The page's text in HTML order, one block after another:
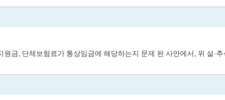
금, 단체보험료가 통상임금에 해당하는지 문제 된 사안에서, 위 설·